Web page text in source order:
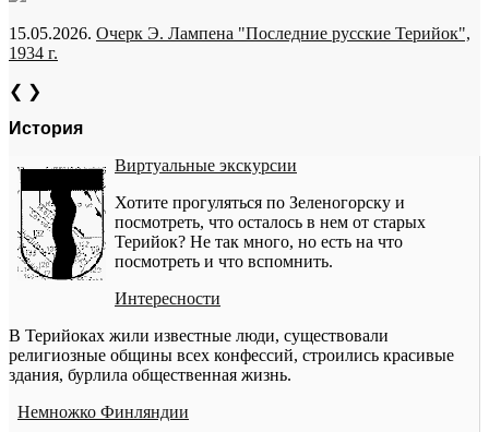
15.05.2026. Очерк Э. Лампена "Последние русские Терийок",
1934 г.
❮ ❯
История
Виртуальные экскурсии
Хотите прогуляться по Зеленогорску и
посмотреть, что осталось в нем от старых
Терийок? Не так много, но есть на что
посмотреть и что вспомнить.
Интересности
В Терийоках жили известные люди, существовали
религиозные общины всех конфессий, строились красивые
здания, бурлила общественная жизнь.
Немножко Финляндии